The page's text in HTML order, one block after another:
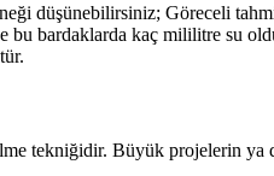
düşünebilirsiniz; Göreceli
bardaklarda kaç mililitre su
tekniğidir. Büyük projelerin